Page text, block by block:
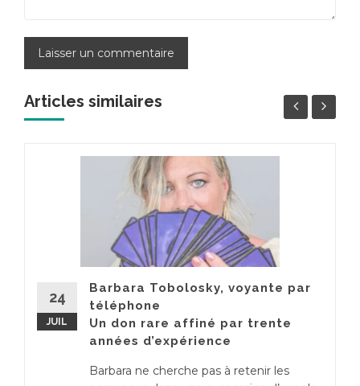
Articles similaires
24
JUIL
Barbara Tobolosky, voyante par
téléphone
Un don rare affiné par trente
années d’expérience
Barbara ne cherche pas à retenir les